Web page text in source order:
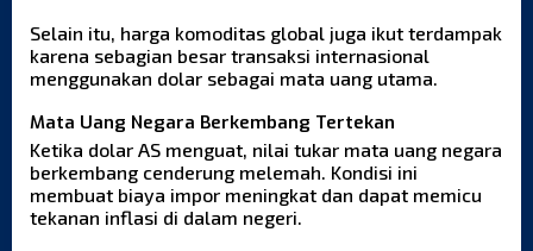
Selain itu, harga komoditas global juga ikut terdampak
karena sebagian besar transaksi internasional
menggunakan dolar sebagai mata uang utama.
Mata Uang Negara Berkembang Tertekan
Ketika dolar AS menguat, nilai tukar mata uang negara
berkembang cenderung melemah. Kondisi ini
membuat biaya impor meningkat dan dapat memicu
tekanan inflasi di dalam negeri.